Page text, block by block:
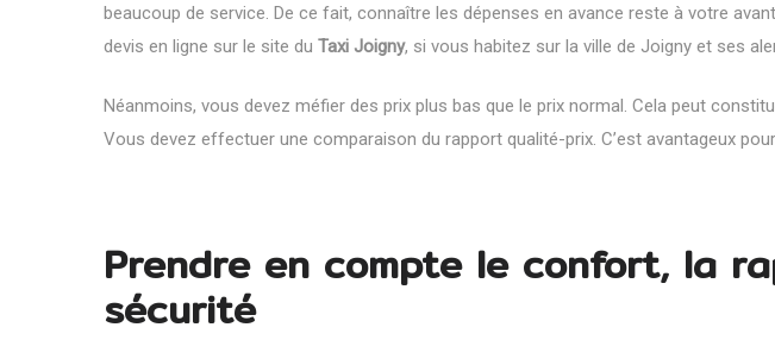
beaucoup de service. De ce fait, connaître les dépenses en avance reste à votre
devis en ligne sur le site du Taxi Joigny, si vous habitez sur la ville de Joigny et ses
Néanmoins, vous devez méfier des prix plus bas que le prix normal. Cela peut
Vous devez effectuer une comparaison du rapport qualité-prix. C’est avantageux
Prendre en compte le confort, la
sécurité